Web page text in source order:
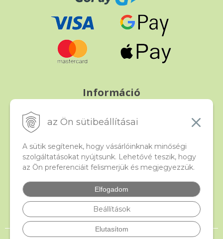
az Ön sütibeállításai
A sütik segítenek, hogy vásárlóinknak minőségi
szolgáltatásokat nyújtsunk. Lehetővé teszik, hogy
az Ön preferenciáit felismerjük és megjegyezzük.
Elfogadom
Beállítások
Elutasítom
Információ
Panasz, árucsere és visszáru
Beado
Kapcsolat
Gyakori kérdések
Facebook
© 2026 beado.hu, a gyöngyök webáruháza •NextShop&e-shop Pohoda